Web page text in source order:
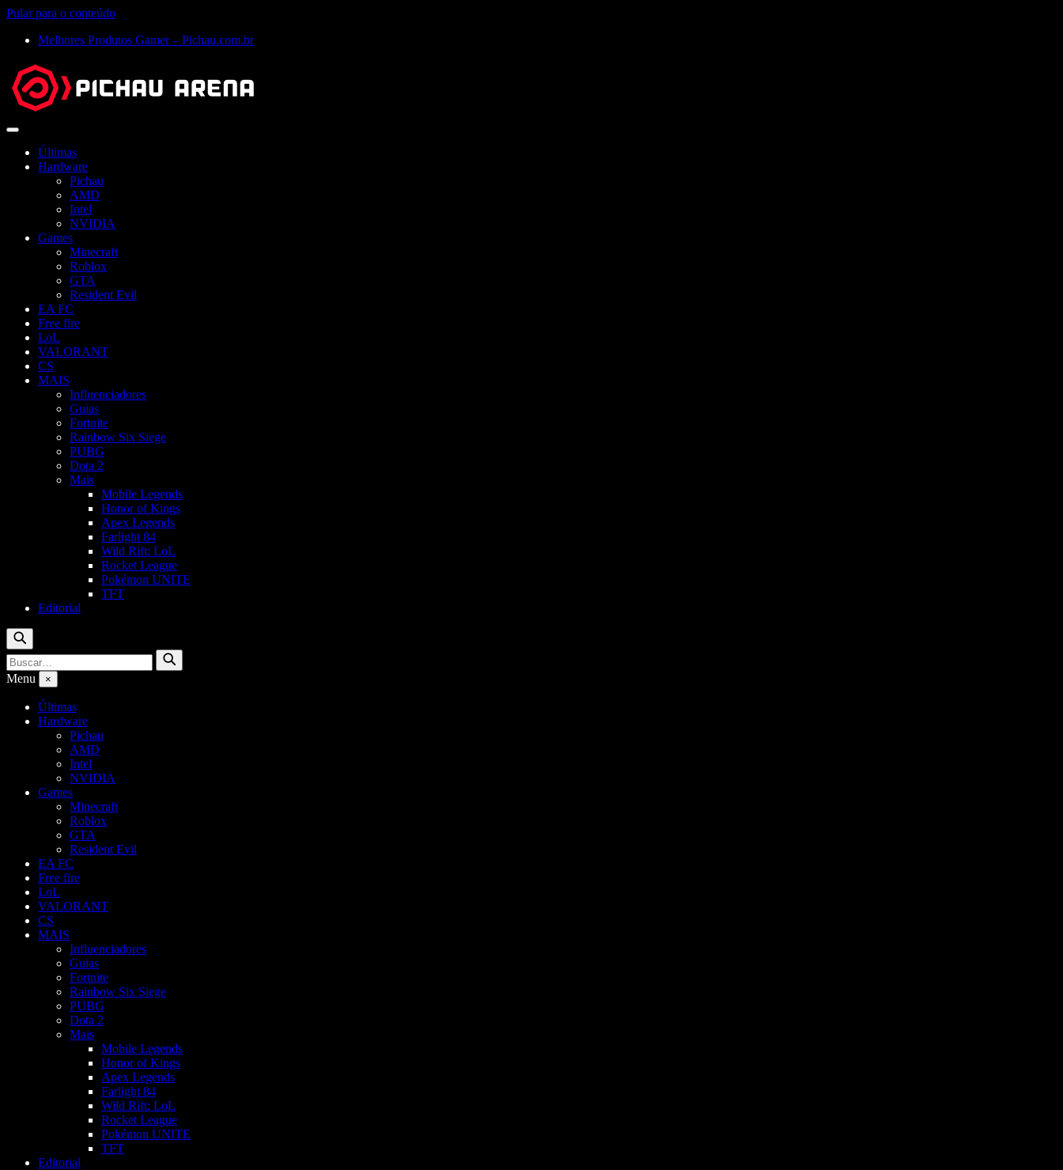
Pular para o conteúdo
Melhores Produtos Gamer – Pichau.com.br
Abrir
Últimas
Hardware
Pichau
AMD
Intel
NVIDIA
Games
Minecraft
Roblox
GTA
Resident Evil
EA FC
Free fire
LoL
VALORANT
CS
MAIS
Influenciadores
Guias
Fortnite
Rainbow Six Siege
PUBG
Dota 2
Mais
Mobile Legends
Honor of Kings
Apex Legends
Farlight 84
Wild Rift: LoL
Rocket League
Pokémon UNITE
TFT
Editorial
Buscar
Buscar
por:
Buscar
Menu ×
Últimas
Hardware
Pichau
AMD
Intel
NVIDIA
Games
Minecraft
Roblox
GTA
Resident Evil
EA FC
Free fire
LoL
VALORANT
CS
MAIS
Influenciadores
Guias
Fortnite
Rainbow Six Siege
PUBG
Dota 2
Mais
Mobile Legends
Honor of Kings
Apex Legends
Farlight 84
Wild Rift: LoL
Rocket League
Pokémon UNITE
TFT
Editorial